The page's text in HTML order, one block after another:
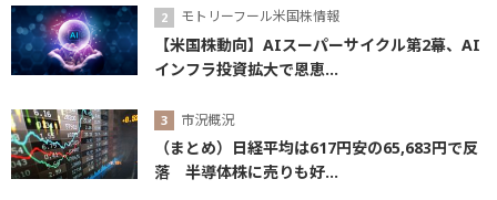
モトリーフール米国株情報
【米国株動向】AIスーパーサイクル第2幕、AI
インフラ投資拡大で恩恵...
市況概況
（まとめ）日経平均は617円安の65,683円で反
落 半導体株に売りも好...